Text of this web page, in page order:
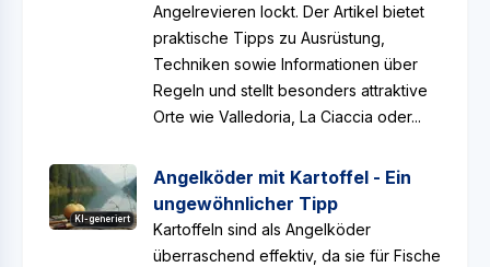
Angelrevieren lockt. Der Artikel bietet
praktische Tipps zu Ausrüstung,
Techniken sowie Informationen über
Regeln und stellt besonders attraktive
Orte wie Valledoria, La Ciaccia oder...
KI-generiert
Angelköder mit Kartoffel - Ein
ungewöhnlicher Tipp
Kartoffeln sind als Angelköder
überraschend effektiv, da sie für Fische